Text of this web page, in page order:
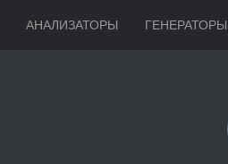
АНАЛИЗАТОРЫ ГЕНЕРАТОРЫ